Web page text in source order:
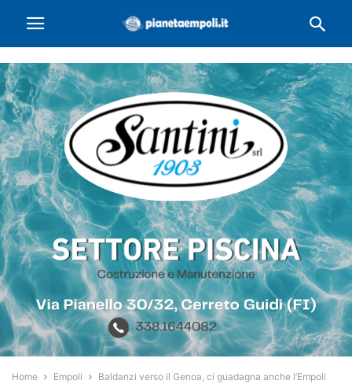
Home Empoli Baldanzi verso il Genoa, ci guadagna anche l’Empoli